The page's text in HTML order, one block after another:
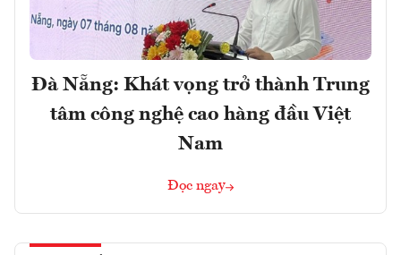
Đà Nẵng: Khát vọng trở thành Trung
tâm công nghệ cao hàng đầu Việt
Nam
Đọc ngay